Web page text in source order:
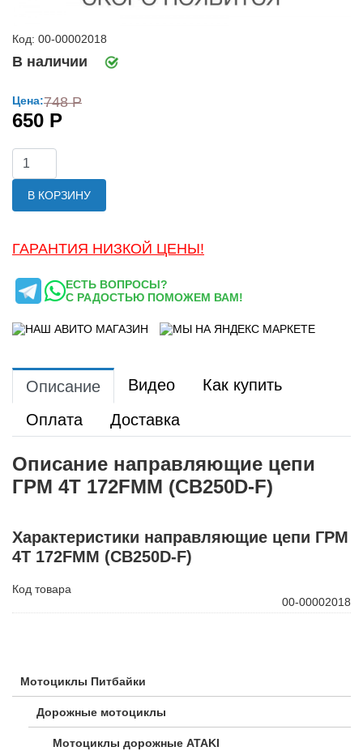
Мотоциклы Питбайки
Дорожные мотоциклы
Мотоциклы дорожные ATAKI
Код: 00-00002018
В наличии
Цена:748 Р
650 Р
В КОРЗИНУ
ГАРАНТИЯ НИЗКОЙ ЦЕНЫ!
ЕСТЬ ВОПРОСЫ?
С РАДОСТЬЮ ПОМОЖЕМ ВАМ!
Описание Видео
Как купить
Оплата
Доставка
Описание направляющие цепи
ГРМ 4Т 172FMM (CB250D-F)
Характеристики направляющие цепи ГРМ
4Т 172FMM (CB250D-F)
Код товара
00-00002018